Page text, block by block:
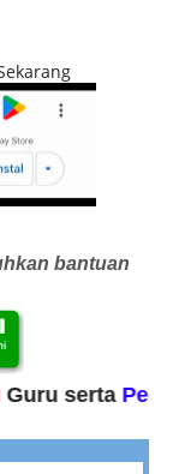
bantuan
Pengunjung